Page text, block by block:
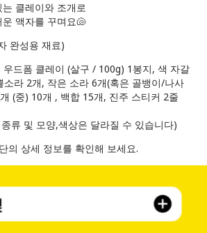
클레이와 조개로
액자를 꾸며요🐚
완성용 재료)
우드폼 클레이 (살구 / 100g) 1봉지, 색 자갈
라 2개, 작은 소라 6개(혹은 골뱅이/나사
(중) 10개 , 백합 15개, 진주 스티커 2줄
류 및 모양,색상은 달라질 수 있습니다)
의 상세 정보를 확인해 보세요.